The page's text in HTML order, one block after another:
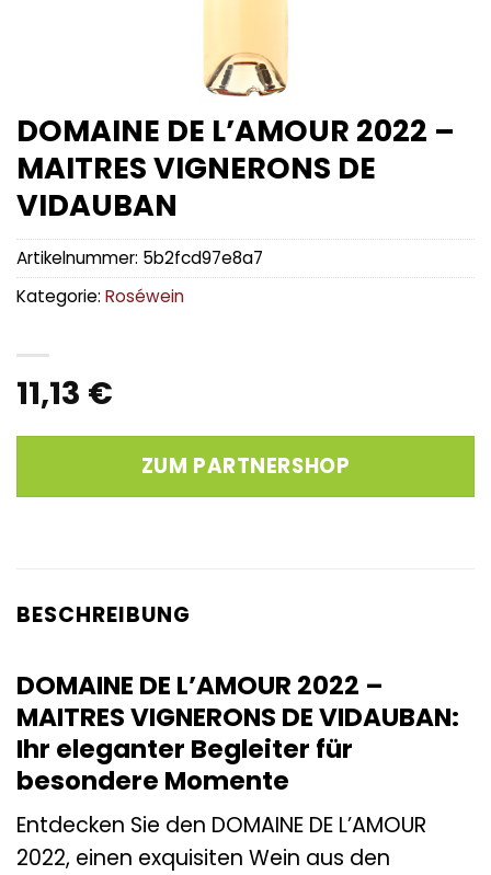
DOMAINE DE L’AMOUR 2022 –
MAITRES VIGNERONS DE
VIDAUBAN
11,13 €
ZUM PARTNERSHOP
Artikelnummer: 5b2fcd97e8a7
Kategorie: Roséwein
BESCHREIBUNG
DOMAINE DE L’AMOUR 2022 –
MAITRES VIGNERONS DE VIDAUBAN:
Ihr eleganter Begleiter für
besondere Momente
Entdecken Sie den DOMAINE DE L’AMOUR
2022, einen exquisiten Wein aus den